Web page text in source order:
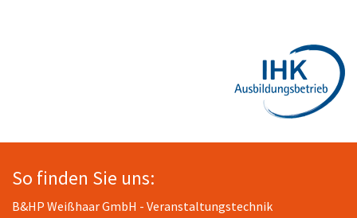
So finden Sie uns:
B&HP Weißhaar GmbH - Veranstaltungstechnik